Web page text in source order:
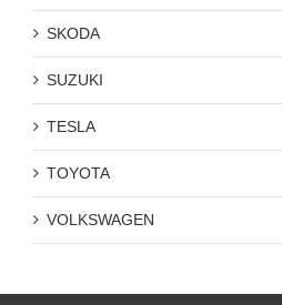
SKODA
SUZUKI
TESLA
TOYOTA
VOLKSWAGEN